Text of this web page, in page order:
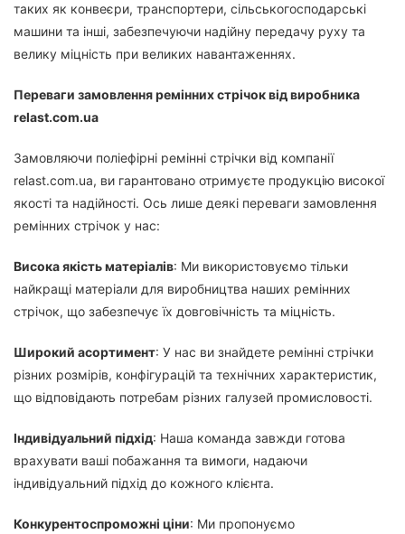
таких як конвеєри, транспортери, сільськогосподарські
машини та інші, забезпечуючи надійну передачу руху та
велику міцність при великих навантаженнях.
Переваги замовлення ремінних стрічок від виробника
relast.com.ua
Замовляючи поліефірні ремінні стрічки від компанії
relast.com.ua, ви гарантовано отримуєте продукцію високої
якості та надійності. Ось лише деякі переваги замовлення
ремінних стрічок у нас:
Висока якість матеріалів: Ми використовуємо тільки
найкращі матеріали для виробництва наших ремінних
стрічок, що забезпечує їх довговічність та міцність.
Широкий асортимент: У нас ви знайдете ремінні стрічки
різних розмірів, конфігурацій та технічних характеристик,
що відповідають потребам різних галузей промисловості.
Індивідуальний підхід: Наша команда завжди готова
врахувати ваші побажання та вимоги, надаючи
індивідуальний підхід до кожного клієнта.
Конкурентоспроможні ціни: Ми пропонуємо